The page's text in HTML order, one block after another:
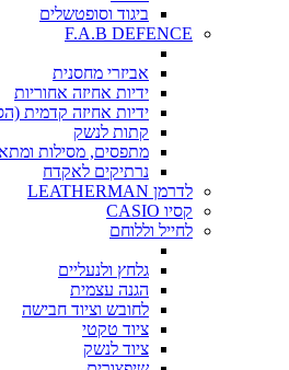
ביגוד וסופטשלים
F.A.B DEFENCE
אביזרי מחסנית
ידיות אחיזה אחוריות
ידיות אחיזה קדמית
קתות לנשק
מתפסים, מסילות
נרתיקים לאקדח
לדרמן LEATHERMAN
קסיו CASIO
לחייל וללוחם
גלחץ ולנעליים
הגנה עצמית
לחובש וציוד חבישה
ציוד טקטי
ציוד לנשק